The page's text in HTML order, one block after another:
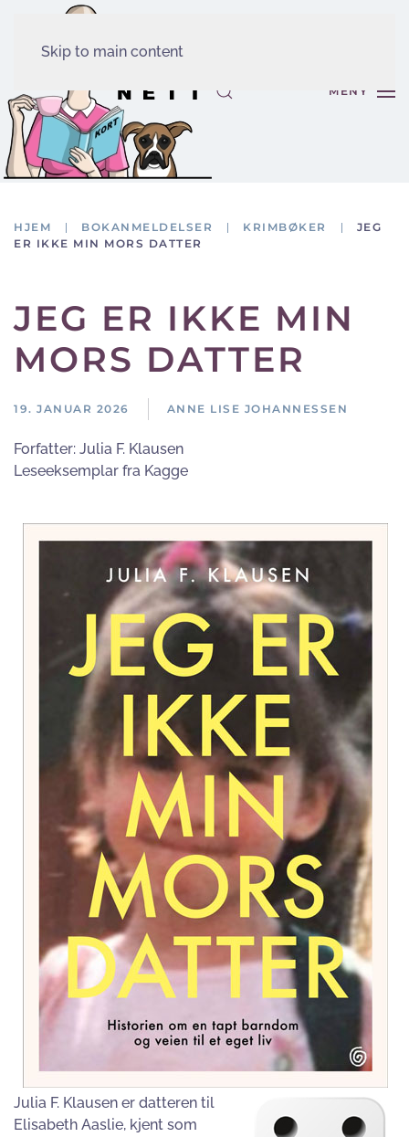
Skip to main content
MENY
HJEM BOKANMELDELSER KRIMBØKER
JEG
ER IKKE MIN MORS DATTER
JEG ER IKKE MIN
MORS DATTER
19. JANUAR 2026 ANNE LISE JOHANNESSEN
Forfatter: Julia F. Klausen
Leseeksemplar fra Kagge
Julia F. Klausen er datteren til
Elisabeth Aaslie, kjent som